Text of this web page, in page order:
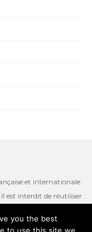
et internationale
est interdit de réutiliser
propriété de l’auteur.
you the best